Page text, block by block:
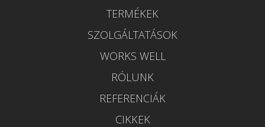
TERMÉKEK
SZOLGÁLTATÁSOK
WORKS WELL
RÓLUNK
REFERENCIÁK
CIKKEK